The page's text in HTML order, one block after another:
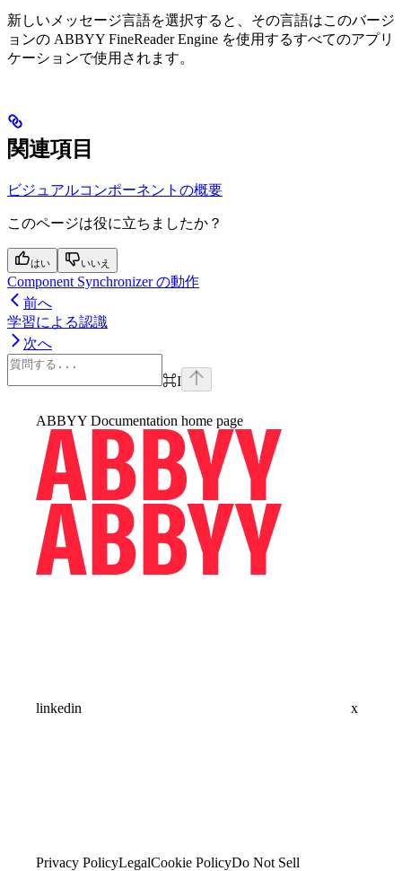
新しいメッセージ言語を選択すると、その言語はこのバージ
ョンの ABBYY FineReader Engine を使用するすべてのアプリ
ケーションで使用されます。
関連項目
ビジュアルコンポーネントの概要
このページは役に立ちましたか？
はい いいえ
Component Synchronizer の動作
前へ
学習による認識
次へ
⌘I
ABBYY Documentation home page
linkedin x
Privacy PolicyLegalCookie PolicyDo Not Sell